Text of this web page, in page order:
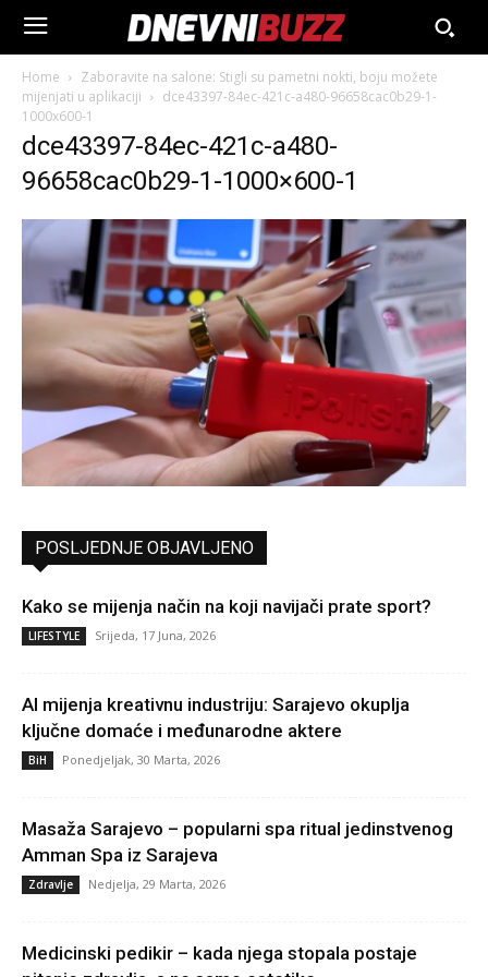
Home
Zaboravite na salone: Stigli su pametni nokti, boju možete
mijenjati u aplikaciji
dce43397-84ec-421c-a480-96658cac0b29-1-
1000x600-1
dce43397-84ec-421c-a480-
96658cac0b29-1-1000×600-1
POSLJEDNJE OBJAVLJENO
Kako se mijenja način na koji navijači prate sport?
LIFESTYLE Srijeda, 17 Juna, 2026
AI mijenja kreativnu industriju: Sarajevo okuplja
ključne domaće i međunarodne aktere
BiH Ponedjeljak, 30 Marta, 2026
Masaža Sarajevo – popularni spa ritual jedinstvenog
Amman Spa iz Sarajeva
Zdravlje Nedjelja, 29 Marta, 2026
Medicinski pedikir – kada njega stopala postaje